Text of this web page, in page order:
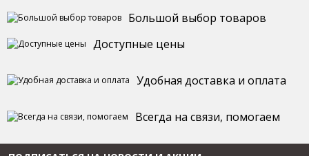
Большой выбор товаров
Доступные цены
Удобная доставка и оплата
Всегда на связи, помогаем